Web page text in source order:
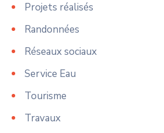
Projets réalisés
Randonnées
Réseaux sociaux
Service Eau
Tourisme
Travaux